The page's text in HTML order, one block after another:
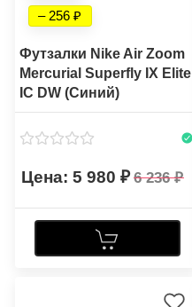
– 256
Футзалки Nike Air Zoom
Mercurial Superfly IX Elite
IC DW (Синий)
5 980 6 236